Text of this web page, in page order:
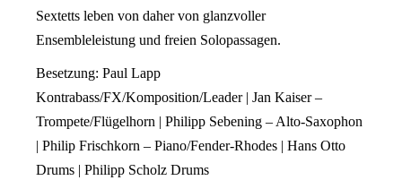
Sextetts leben von daher von glanzvoller
Ensembleleistung und freien Solopassagen.
Besetzung: Paul Lapp
Kontrabass/FX/Komposition/Leader | Jan Kaiser –
Trompete/Flügelhorn | Philipp Sebening – Alto-Saxophon
| Philip Frischkorn – Piano/Fender-Rhodes | Hans Otto
Drums | Philipp Scholz Drums